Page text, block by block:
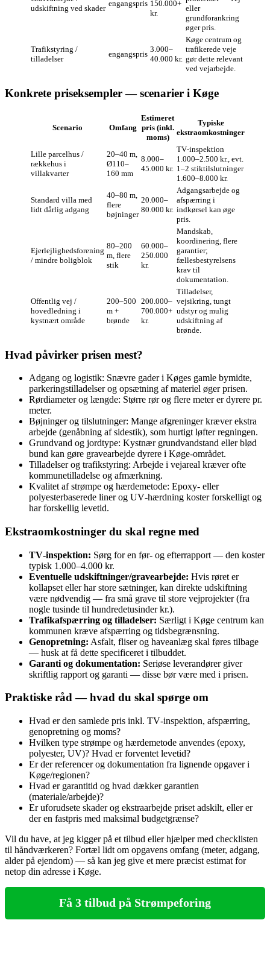
udskiftning ved skader
engangspris 150.000+
kr.
eller
grundforankring
øger pris.
Trafikstyring /
tilladelser
engangspris
3.000–
40.000 kr.
Køge centrum og
trafikerede veje
gør dette relevant
ved vejarbejde.
Konkrete priseksempler — scenarier i Køge
Scenario Omfang
Estimeret
pris (inkl.
moms)
Typiske
ekstraomkostninger
Lille parcelhus /
rækkehus i
villakvarter
20–40 m,
Ø110–
160 mm
8.000–
45.000 kr.
TV‑inspektion
1.000–2.500 kr., evt.
1–2 stiktilslutninger
1.600–8.000 kr.
Standard villa med
lidt dårlig adgang
40–80 m,
flere
bøjninger
20.000–
80.000 kr.
Adgangsarbejde og
afspærring i
indkørsel kan øge
pris.
Ejerlejlighedsforening
/ mindre boligblok
80–200
m, flere
stik
60.000–
250.000
kr.
Mandskab,
koordinering, flere
garantier;
fællesbestyrelsens
krav til
dokumentation.
Offentlig vej /
hovedledning i
kystnært område
200–500
m +
brønde
200.000–
700.000+
kr.
Tilladelser,
vejsikring, tungt
udstyr og mulig
udskiftning af
brønde.
Hvad påvirker prisen mest?
Adgang og logistik: Snævre gader i Køges gamle bymidte,
parkeringstilladelser og opsætning af materiel øger prisen.
Rørdiameter og længde: Større rør og flere meter er dyrere pr.
meter.
Bøjninger og tilslutninger: Mange afgreninger kræver ekstra
arbejde (genåbning af sidestik), som hurtigt løfter regningen.
Grundvand og jordtype: Kystnær grundvandstand eller blød
bund kan gøre gravearbejde dyrere i Køge-området.
Tilladelser og trafikstyring: Arbejde i vejareal kræver ofte
kommune­tilladelse og afmærkning.
Kvalitet af strømpe og hærdemetode: Epoxy- eller
polyesterbaserede liner og UV‑hærdning koster forskelligt og
har forskellig levetid.
Ekstraomkostninger du skal regne med
TV‑inspektion: Sørg for en før‑ og efterrapport — den koster
typisk 1.000–4.000 kr.
Eventuelle udskiftninger/gravearbejde: Hvis røret er
kollapset eller har store sætninger, kan direkte udskiftning
være nødvendig — fra små grave til store vejprojekter (fra
nogle tusinde til hundrede­tusinder kr.).
Trafikafspærring og tilladelser: Særligt i Køge centrum kan
kommunen kræve afspærring og tidsbegrænsning.
Genopretning: Asfalt, fliser og haveanlæg skal føres tilbage
— husk at få dette specificeret i tilbuddet.
Garanti og dokumentation: Seriøse leverandører giver
skriftlig rapport og garanti — disse bør være med i prisen.
Praktiske råd — hvad du skal spørge om
Hvad er den samlede pris inkl. TV‑inspektion, afspærring,
genopretning og moms?
Hvilken type strømpe og hærdemetode anvendes (epoxy,
polyester, UV)? Hvad er forventet levetid?
Er der referencer og dokumentation fra lignende opgaver i
Køge/regionen?
Hvad er garantitid og hvad dækker garantien
(materiale/arbejde)?
Er uforudsete skader og ekstraarbejde priset adskilt, eller er
der en fastpris med maksimal budgetgrænse?
Vil du have, at jeg kigger på et tilbud eller hjælper med checklisten
til håndværkeren? Fortæl lidt om opgavens omfang (meter, adgang,
alder på ejendom) — så kan jeg give et mere præcist estimat for
netop din adresse i Køge.
Få 3 tilbud på Strømpeforing